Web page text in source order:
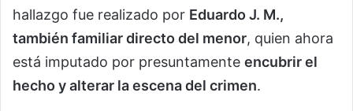
hallazgo fue realizado por Eduardo J. M.,
también familiar directo del menor, quien ahora
está imputado por presuntamente encubrir el
hecho y alterar la escena del crimen.